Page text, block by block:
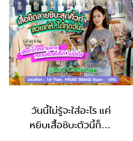
วันนี้ไม่รู้จะใส่อะไร แค่
หยิบเสื้อชิบะตัวนี้ก็จบ